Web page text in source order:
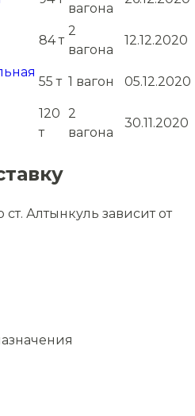
вагона
84 т
2
вагона
12.12.2020
55 т 1 вагон 05.12.2020
120
т
2
вагона
30.11.2020
Алтынкуль зависит от